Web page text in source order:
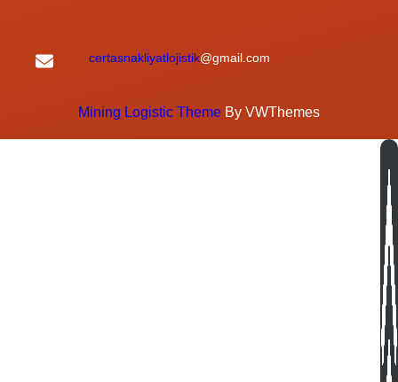
certasnakliyatlojistik@gmail.com
Mining Logistic Theme By VWThemes